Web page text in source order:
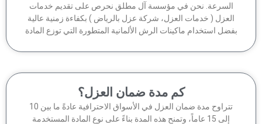
نحن في مؤسسة آل مطلق نحرص على تقديم خدمات
( خدمات العزل، شركة عزل بالرياض ) بكفاءة زمنية عالية
استخدام ماكينات الرش الألمانية المتطورة التي توزع المادة
كم مدة ضمان العزل؟
تتراوح مدة ضمان العزل في الأسواق الاحترافية عادةً ما بين 10
إلى 15 عاماً، وتمنح هذه المدة بناءً على نوع المادة المستخدمة